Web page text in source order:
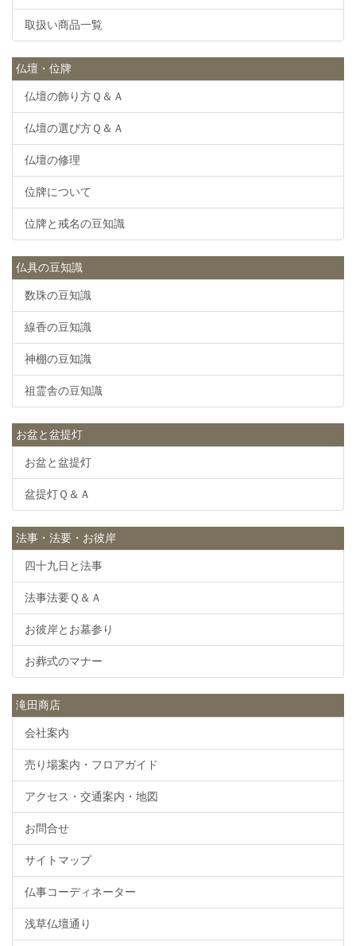
取扱い商品一覧
仏壇・位牌
仏壇の飾り方Ｑ＆Ａ
仏壇の選び方Ｑ＆Ａ
仏壇の修理
位牌について
位牌と戒名の豆知識
仏具の豆知識
数珠の豆知識
線香の豆知識
神棚の豆知識
祖霊舎の豆知識
お盆と盆提灯
お盆と盆提灯
盆提灯Ｑ＆Ａ
法事・法要・お彼岸
四十九日と法事
法事法要Ｑ＆Ａ
お彼岸とお墓参り
お葬式のマナー
滝田商店
会社案内
売り場案内・フロアガイド
アクセス・交通案内・地図
お問合せ
サイトマップ
仏事コーディネーター
浅草仏壇通り